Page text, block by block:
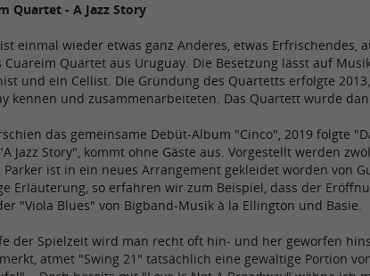
Quartet - A Jazz Story
ist einmal wieder etwas ganz Anderes, etwas
Cuareim Quartet aus Uruguay. Die Besetzung lässt auf
und ein Cellist. Die Gründung des Quartetts erfolgte
kennen und zusammenarbeiteten. Das Quartett wurde
das gemeinsame Debüt-Album "Cinco", 2019 folgte
Jazz Story", kommt ohne Gäste aus. Vorgestellt werden
Parker ist in ein neues Arrangement gekleidet worden von
Erläuterung, so erfahren wir zum Beispiel, dass der
"Viola Blues" von Bigband-Musik à la Ellington und Basie.
der Spielzeit wird man recht oft hin- und her geworfen
atmet "Swing 21" tatsächlich eine gewaltige Portion